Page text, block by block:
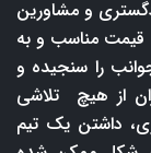
و مشاورین
قیمت مناسب و به
را سنجیده و
از هیچ تلاشی
داشتن یک تیم